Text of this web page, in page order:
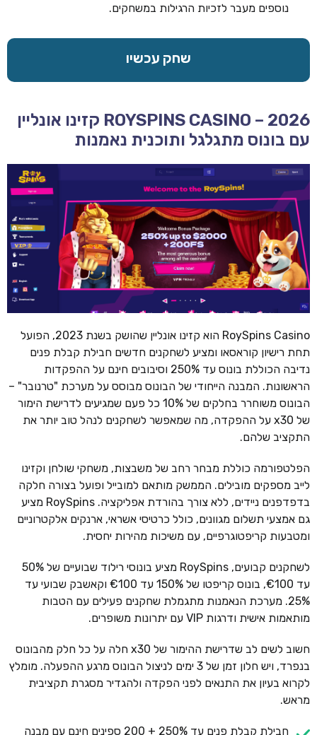
נוספים מעבר לזכיות הרגילות במשחקים.
שחק עכשיו
ROYSPINS CASINO – 2026 קזינו אונליין
עם בונוס מתגלגל ותוכנית נאמנות
RoySpins Casino הוא קזינו אונליין שהושק בשנת 2023, הפועל
תחת רישיון קוראסאו ומציע לשחקנים חדשים חבילת קבלת פנים
נדיבה הכוללת בונוס עד 250% וסיבובים חינם על ההפקדות
הראשונות. המבנה הייחודי של הבונוס מבוסס על מערכת "טרנובר" –
הבונוס משוחרר בחלקים של 10% כל פעם שמגיעים לדרישת הימור
של x30 על ההפקדה, מה שמאפשר לשחקנים לנהל טוב יותר את
התקציב שלהם.
הפלטפורמה כוללת מבחר רחב של משבצות, משחקי שולחן וקזינו
לייב מספקים מובילים. הממשק מותאם למובייל ופועל בצורה חלקה
בדפדפנים ניידים, ללא צורך בהורדת אפליקציה. RoySpins מציע
גם אמצעי תשלום מגוונים, כולל כרטיסי אשראי, ארנקים אלקטרוניים
ומטבעות קריפטוגרפיים, עם משיכות מהירות יחסית.
לשחקנים קבועים, RoySpins מציע בונוסי רילוד שבועיים של 50%
עד €100, בונוס קריפטו של 150% עד €100 וקאשבק שבועי עד
25%. מערכת הנאמנות מתגמלת שחקנים פעילים עם הטבות
מותאמות אישית ודרגות VIP עם יתרונות משופרים.
חשוב לשים לב שדרישת ההימור של x30 חלה על כל חלק מהבונוס
בנפרד, ויש חלון זמן של 3 ימים לניצול הבונוס מרגע ההפעלה. מומלץ
לקרוא בעיון את התנאים לפני הפקדה ולהגדיר מסגרת תקציבית
מראש.
חבילת קבלת פנים עד 250% + 200 ספינים חינם עם מבנה